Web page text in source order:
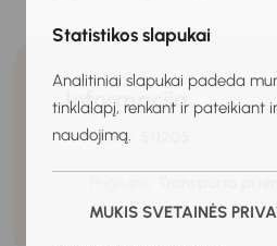
Statistikos slapukai
Analitiniai slapukai padeda
tinklalapį, renkant ir pateikiant
naudojimą.
MUKIS SVETAINĖS
Informacija
Kodas: